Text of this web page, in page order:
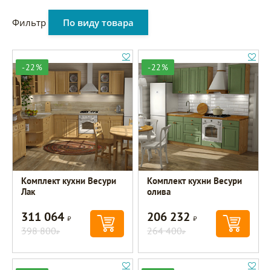
Фильтр По виду товара
-22%
Комплект кухни Весури
Лак
311 064Р
398 800Р
-22%
Комплект кухни Весури
олива
206 232Р
264 400Р